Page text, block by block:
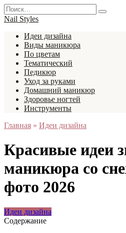
Перейти
к
содержанию
Search
for:
Nail Styles
Идеи дизайна
Виды маникюра
По цветам
Тематический
Педикюр
Уход за руками
Домашний маникюр
Здоровье ногтей
Инструменты
Главная » Идеи дизайна
Красивые идеи
маникюра со
фото 2026
Идеи дизайна
Содержание